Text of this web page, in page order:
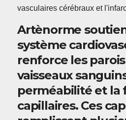
vasculaires cérébraux et
Artènorme
système
renforce les
vaisseaux
perméabilité et la
capillaires. Ces